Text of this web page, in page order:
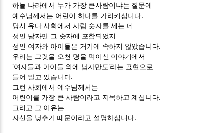
하늘 나라에서 누가 가장 큰사람이냐는 질문에
예수님께서는 어린이 하나를 가리키십니다.
당시 유다 사회에서 사람 숫자를 세는 데
성인 남자만 그 숫자에 포함되었지
성인 여자와 아이들은 거기에 속하지 않았습니다.
우리는 그것을 오천 명을 먹이신 이야기에서
'여자들과 아이들 외에 남자만도'라는 표현으로
들어 알고 있습니다.
그런 사회에서 예수님께서는
어린이를 가장 큰 사람이라고 지목하고 계십니다.
그리고 그 이유는
자신을 낮추기 때문이라고 설명하십니다.